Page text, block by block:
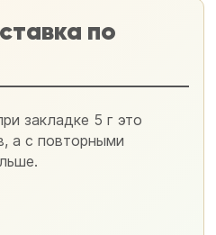
по
закладке 5 г это
а с повторными